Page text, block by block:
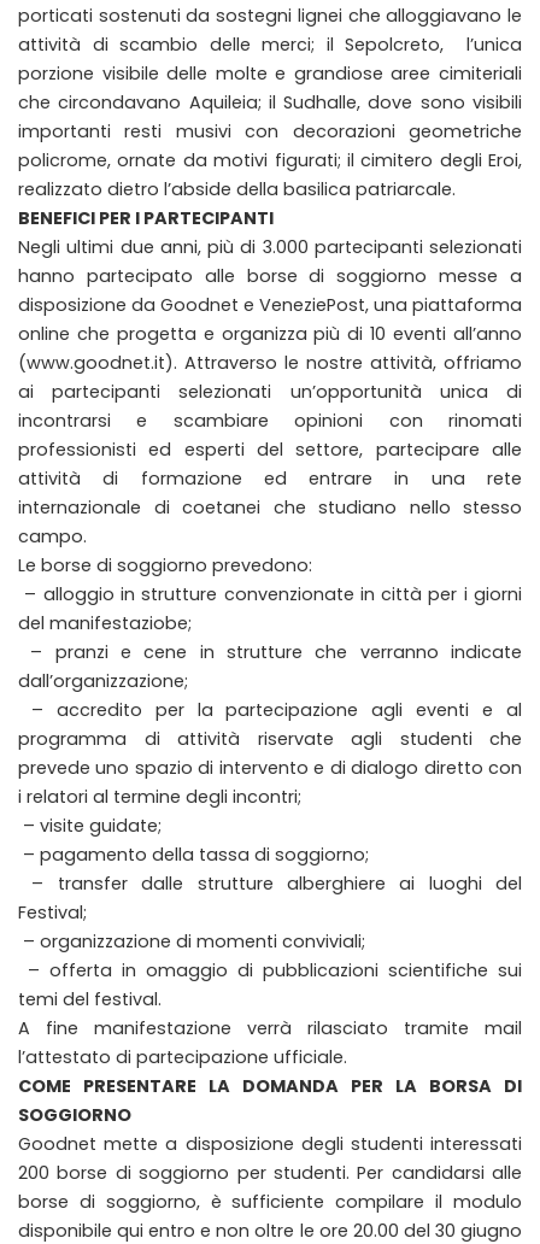
porticati sostenuti da sostegni lignei che alloggiavano le
attività di scambio delle merci; il Sepolcreto, l’unica
porzione visibile delle molte e grandiose aree cimiteriali
che circondavano Aquileia; il Sudhalle, dove sono visibili
importanti resti musivi con decorazioni geometriche
policrome, ornate da motivi figurati; il cimitero degli Eroi,
realizzato dietro l’abside della basilica patriarcale.
BENEFICI PER I PARTECIPANTI
Negli ultimi due anni, più di 3.000 partecipanti selezionati
hanno partecipato alle borse di soggiorno messe a
disposizione da Goodnet e VeneziePost, una piattaforma
online che progetta e organizza più di 10 eventi all’anno
(www.goodnet.it). Attraverso le nostre attività, offriamo
ai partecipanti selezionati un’opportunità unica di
incontrarsi e scambiare opinioni con rinomati
professionisti ed esperti del settore, partecipare alle
attività di formazione ed entrare in una rete
internazionale di coetanei che studiano nello stesso
campo.
Le borse di soggiorno prevedono:
– alloggio in strutture convenzionate in città per i giorni
del manifestaziobe;
– pranzi e cene in strutture che verranno indicate
dall’organizzazione;
– accredito per la partecipazione agli eventi e al
programma di attività riservate agli studenti che
prevede uno spazio di intervento e di dialogo diretto con
i relatori al termine degli incontri;
– visite guidate;
– pagamento della tassa di soggiorno;
– transfer dalle strutture alberghiere ai luoghi del
Festival;
– organizzazione di momenti conviviali;
– offerta in omaggio di pubblicazioni scientifiche sui
temi del festival.
A fine manifestazione verrà rilasciato tramite mail
l’attestato di partecipazione ufficiale.
COME PRESENTARE LA DOMANDA PER LA BORSA DI
SOGGIORNO
Goodnet mette a disposizione degli studenti interessati
200 borse di soggiorno per studenti. Per candidarsi alle
borse di soggiorno, è sufficiente compilare il modulo
disponibile qui entro e non oltre le ore 20.00 del 30 giugno